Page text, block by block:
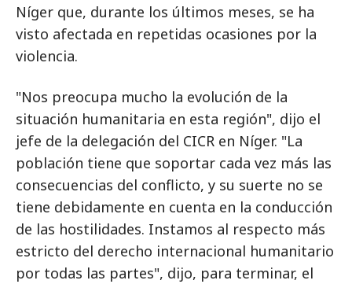
Níger que, durante los últimos meses, se ha
visto afectada en repetidas ocasiones por la
violencia.
"Nos preocupa mucho la evolución de la
situación humanitaria en esta región", dijo el
jefe de la delegación del CICR en Níger. "La
población tiene que soportar cada vez más las
consecuencias del conflicto, y su suerte no se
tiene debidamente en cuenta en la conducción
de las hostilidades. Instamos al respecto más
estricto del derecho internacional humanitario
por todas las partes", dijo, para terminar, el